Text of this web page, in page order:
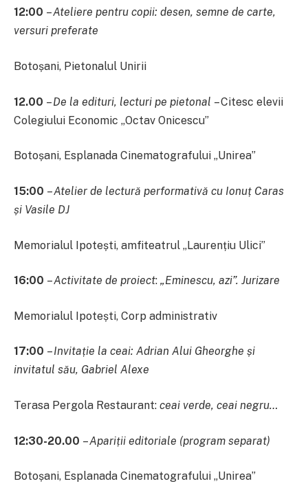
12:00 –Ateliere pentru copii: desen, semne de carte,
versuri preferate
Botoșani, Pietonalul Unirii
12.00 –De la edituri, lecturi pe pietonal – Citesc elevii
Colegiului Economic „Octav Onicescu”
Botoșani, Esplanada Cinematografului „Unirea”
15:00 –Atelier de lectură performativă cu Ionuț Caras
și Vasile DJ
Memorialul Ipotești, amfiteatrul „Laurențiu Ulici”
16:00 –Activitate de proiect: „Eminescu, azi”. Jurizare
Memorialul Ipotești, Corp administrativ
17:00 –Invitație la ceai: Adrian Alui Gheorghe și
invitatul său, Gabriel Alexe
Terasa Pergola Restaurant: ceai verde, ceai negru…
12:30-20.00 –Apariții editoriale (program separat)
Botoșani, Esplanada Cinematografului „Unirea”